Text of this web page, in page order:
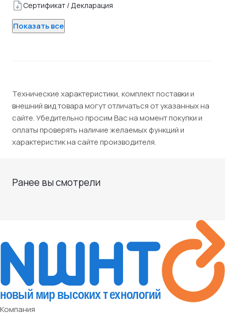
Сертификат / Декларация
Показать все
Технические характеристики, комплект поставки и
внешний вид товара могут отличаться от указанных на
сайте. Убедительно просим Вас на момент покупки и
оплаты проверять наличие желаемых функций и
характеристик на сайте производителя.
Ранее вы смотрели
Компания